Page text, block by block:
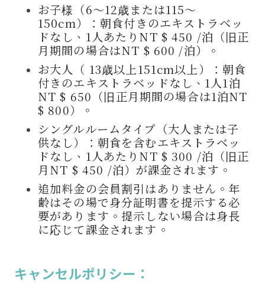
お子様（6〜12歳または115〜
150cm）：朝食付きのエキストラベッ
ドなし、1人あたりNT $ 450 /泊（旧正
月期間の場合はNT $ 600 /泊）。
お大人（ 13歳以上151cm以上）：朝食
付きのエキストラベッドなし、1人1泊
NT $ 650（旧正月期間の場合は1泊NT
$ 800）。
シングルルームタイプ（大人または子
供なし）：朝食を含むエキストラベッ
ドなし、1人あたりNT $ 300 /泊（旧正
月NT $ 450 /泊）が課金されます。
追加料金の会員割引はありません。年
齢はその場で身分証明書を提示する必
要があります。提示しない場合は身長
に応じて課金されます。
キャンセルポリシー ：